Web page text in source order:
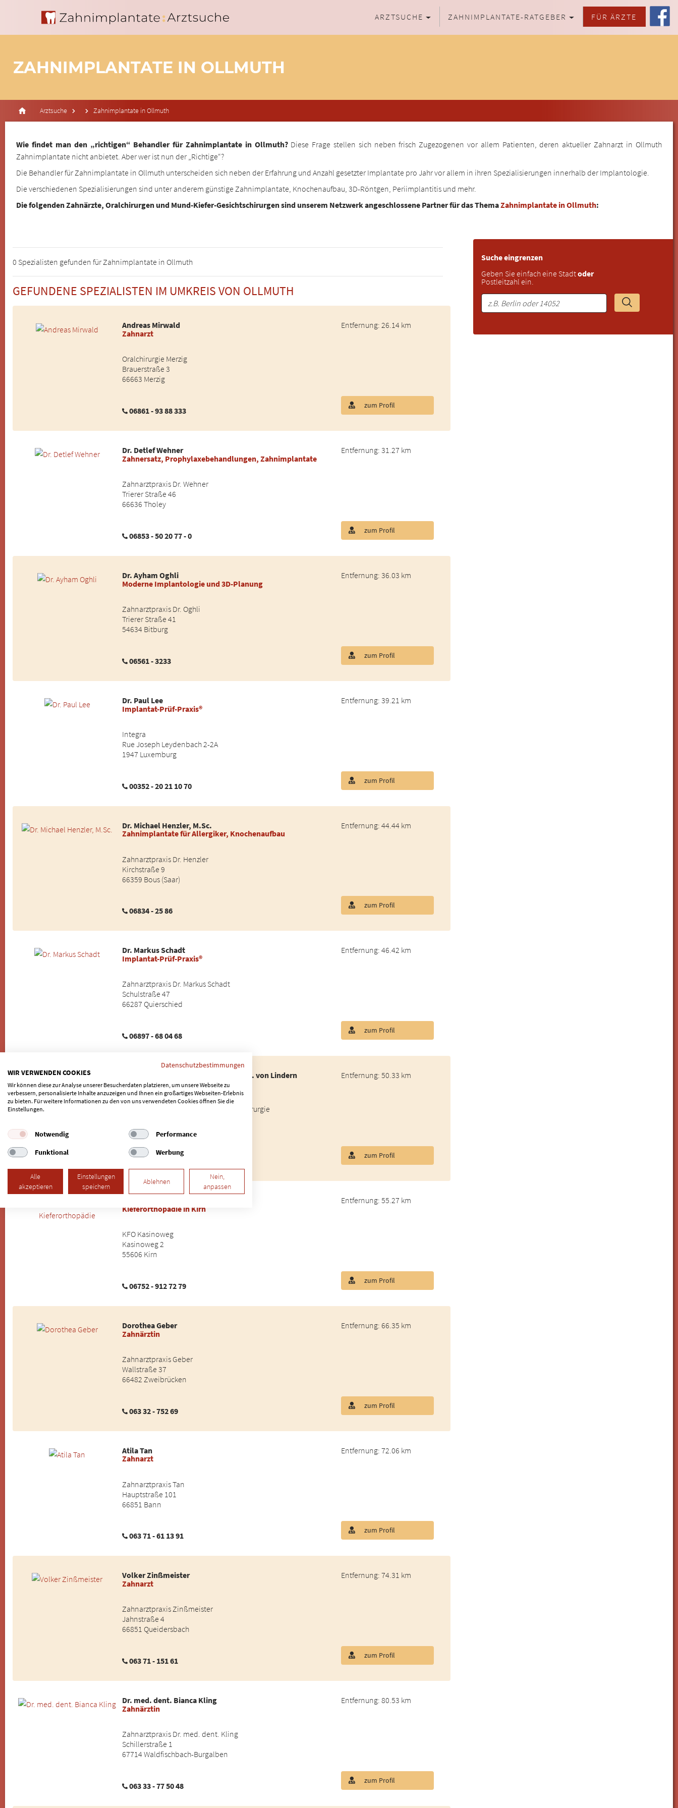
ARZTSUCHE ZAHNIMPLANTATE-RATGEBER FÜR ÄRZTE
ZAHNIMPLANTATE IN OLLMUTH
Arztsuche Zahnimplantate in Ollmuth
Wie findet man den „richtigen“ Behandler für Zahnimplantate in Ollmuth?Diese Frage stellen sich neben frisch Zugezogenen vor allem Patienten, deren aktueller Zahnarzt in Ollmuth
Zahnimplantate nicht anbietet. Aber wer ist nun der „Richtige“?
Die Behandler für Zahnimplantate in Ollmuth unterscheiden sich neben der Erfahrung und Anzahl gesetzter Implantate pro Jahr vor allem in ihren Spezialisierungen innerhalb der Implantologie.
Die verschiedenen Spezialisierungen sind unter anderem günstige Zahnimplantate, Knochenaufbau, 3D-Röntgen, Periimplantitis und mehr.
Die folgenden Zahnärzte, Oralchirurgen und Mund-Kiefer-Gesichtschirurgen sind unserem Netzwerk angeschlossene Partner für das ThemaZahnimplantate in Ollmuth:
Suche eingrenzen
Geben Sie einfach eine Stadtoder
Postleitzahl ein.
0 Spezialisten gefunden für Zahnimplantate in Ollmuth
GEFUNDENE SPEZIALISTEN IM UMKREIS VON OLLMUTH
Andreas Mirwald
Zahnarzt
Oralchirurgie Merzig
Brauerstraße 3
66663 Merzig
06861 - 93 88 333
Entfernung: 26.14 km
zum Profil
Dr. Detlef Wehner
Zahnersatz, Prophylaxebehandlungen, Zahnimplantate
Zahnarztpraxis Dr. Wehner
Trierer Straße 46
66636 Tholey
06853 - 50 20 77 - 0
Entfernung: 31.27 km
zum Profil
Dr. Ayham Oghli
Moderne Implantologie und 3D-Planung
Zahnarztpraxis Dr. Oghli
Trierer Straße 41
54634 Bitburg
06561 - 3233
Entfernung: 36.03 km
zum Profil
Dr. Paul Lee
Implantat-Prüf-Praxis®
Integra
Rue Joseph Leydenbach 2-2A
1947 Luxemburg
00352 - 20 21 10 70
Entfernung: 39.21 km
zum Profil
Dr. Michael Henzler, M.Sc.
Zahnimplantate für Allergiker, Knochenaufbau
Zahnarztpraxis Dr. Henzler
Kirchstraße 9
66359 Bous (Saar)
06834 - 25 86
Entfernung: 44.44 km
zum Profil
Dr. Markus Schadt
Implantat-Prüf-Praxis®
Zahnarztpraxis Dr. Markus Schadt
Schulstraße 47
66287 Quierschied
06897 - 68 04 68
Entfernung: 46.42 km
zum Profil
Priv. Doz. Dr. med. Dr. med. dent. J. J. von Lindern
Mund-Kiefer-Gesichtschirurg
Praxisklinik für Mund-Kiefer-Gesichtschirurgie
66113 Saarbrücken
0681 9704444
Entfernung: 50.33 km
zum Profil
Kieferorthopädie in Kirn
KFO Kasinoweg
Kasinoweg 2
55606 Kirn
06752 - 912 72 79
Entfernung: 55.27 km
zum Profil
Dorothea Geber
Zahnärztin
Zahnarztpraxis Geber
Wallstraße 37
66482 Zweibrücken
063 32 - 752 69
Entfernung: 66.35 km
zum Profil
Atila Tan
Zahnarzt
Zahnarztpraxis Tan
Hauptstraße 101
66851 Bann
063 71 - 61 13 91
Entfernung: 72.06 km
zum Profil
Volker Zinßmeister
Zahnarzt
Zahnarztpraxis Zinßmeister
Jahnstraße 4
66851 Queidersbach
063 71 - 151 61
Entfernung: 74.31 km
zum Profil
Dr. med. dent. Bianca Kling
Zahnärztin
Zahnarztpraxis Dr. med. dent. Kling
Schillerstraße 1
67714 Waldfischbach-Burgalben
063 33 - 77 50 48
Entfernung: 80.53 km
zum Profil
Datenschutzbestimmungen
WIR VERWENDEN COOKIES
Wir können diese zur Analyse unserer Besucherdaten platzieren, um unsere Webseite zu
verbessern, personalisierte Inhalte anzuzeigen und Ihnen ein großartiges Webseiten-Erlebnis
zu bieten. Für weitere Informationen zu den von uns verwendeten Cookies öffnen Sie die
Einstellungen.
Notwendig
Performance
Funktional
Werbung
Alle
akzeptieren
Einstellungen
speichern
Ablehnen
Nein,
anpassen